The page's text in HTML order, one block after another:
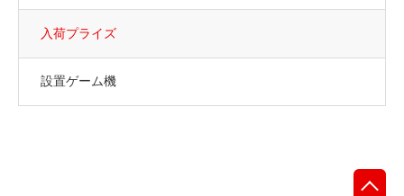
入荷プライズ
設置ゲーム機